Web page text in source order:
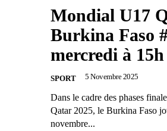
Mondial U17
Burkina Faso
mercredi à
SPORT 5 Novembre 2025
Dans le cadre des phases
Qatar 2025, le Burkina Faso
novembre...